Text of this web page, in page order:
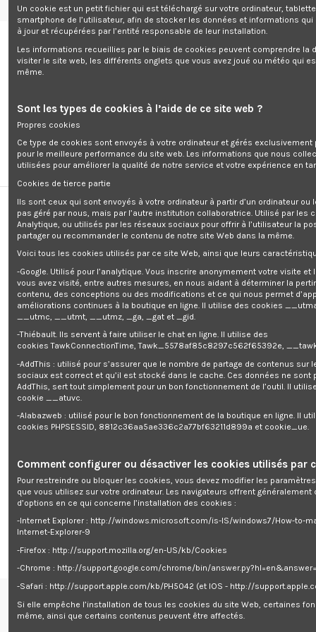
Livraison Mentions légales Accueil Wishlist (0)
Accueil Pompes Immergée
Immergée
Pertinence 1
Pompe immergée pour eaux
chargées 400W- Equipée d'un
flotteur - Ekko Pumps
0,00 €
Renseignements
Un cookie est un petit fichier qui est téléchargé sur votre ordinateur,
smartphone de l’utilisateur, afin de stocker les données et informations
à jour et récupérées par l’entité responsable de leur installation.
Les informations recueillies par le biais de cookies peuvent comprendre la
visiter le site web, les différents onglets que vous avez joué ou météo qui
même.
Sont les types de cookies à l’aide de ce site web ?
Propres cookies
Ce type de cookies sont envoyés à votre ordinateur et gérés exclusivement
pour le meilleure performance du site web. Les informations que nous
utilisées pour améliorer la qualité de notre service et votre expérience en
Cookies de tierce partie
Ils sont ceux qui sont envoyés à votre ordinateur à partir d’un ordinateur ou
pas géré par nous, mais par l’autre institution collaboratrice. Utilisé par les
Analytique, ou utilisés par les réseaux sociaux pour offrir à l’utilisateur la
partager ou recommander le contenu de notre site Web dans la même.
Voici tous les cookies utilisés par ce site Web, ainsi que leurs
-Google. Utilisé pour l’analytique. Vous inscrire anonymement votre visite et
vous avez visité, entre autres mesures, en nous aidant à déterminer la
contenu, des conceptions ou des modifications et ce qui nous permet
améliorations continues à la boutique en ligne. Il utilise des cookies
__utmc, __utmt, __utmz, _ga, _gat et _gid.
-Thiébault. Ils servent à faire utiliser le chat en ligne. Il utilise des
cookies TawkConnectionTime, Tawk_5578af85c8297c562f65392e,
-AddThis : utilisé pour s’assurer que le nombre de partage de contenus sur
sociaux est correct et qu’il est stocké dans le cache. Ces données ne sont
AddThis, sert tout simplement pour un bon fonctionnement de l’outil. Il
cookie __atuvc.
-Alabazweb : utilisé pour le bon fonctionnement de la boutique en ligne. Il
cookies PHPSESSID, 8812c36aa5ae336c2a77bf63211d899a et cookie_ue.
Comment configurer ou désactiver les cookies utilisés par
Pour restreindre ou bloquer les cookies, vous devez modifier les
que vous utilisez sur votre ordinateur. Les navigateurs offrent généralement
d’options en ce qui concerne l’installation des cookies :
-Internet Explorer : http://windows.microsoft.com/is-IS/windows7/How-to-
Internet-Explorer-9
-Firefox : http://support.mozilla.org/en-US/kb/Cookies
-Chrome : http://support.google.com/chrome/bin/
-Safari : http://support.apple.com/kb/PH5042 (et IOS - http://
Si elle empêche l’installation de tous les cookies du site Web, certaines
même, ainsi que certains contenus peuvent être affectés.